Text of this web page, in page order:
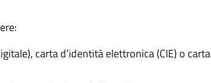
carta d’identità elettronica (CIE) o carta